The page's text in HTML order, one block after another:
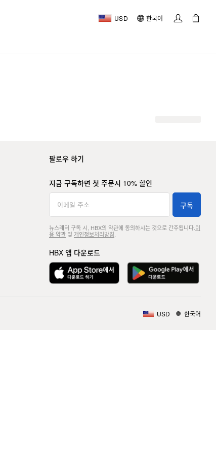
USD 한국어
팔로우 하기
지금 구독하면 첫 주문시 10% 할인
구독
뉴스레터 구독 시, HBX의 약관에 동의하시는 것으로 간주됩니다. 이
용 약관및 개인정보처리방침
HBX 앱 다운로드
USD 한국어